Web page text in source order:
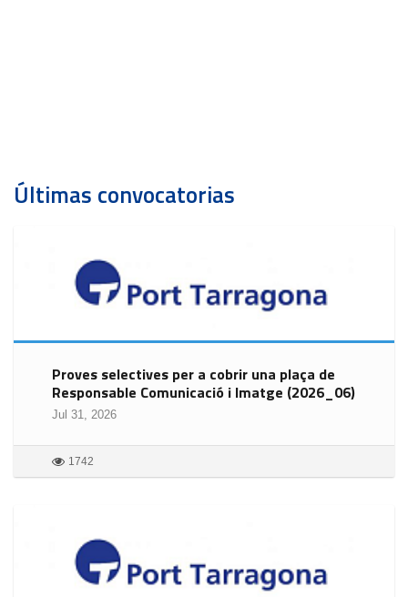
Últimas convocatorias
Proves selectives per a cobrir una plaça de
Responsable Comunicació i Imatge (2026_06)
Jul 31, 2026
1742